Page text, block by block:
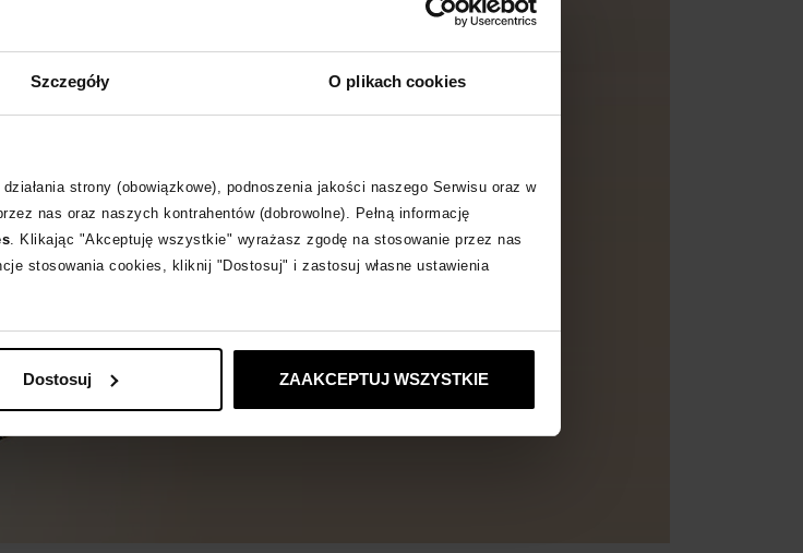
Szczegóły O plikach cookies
strony (obowiązkowe), podnoszenia jakości naszego Serwisu oraz w
nas oraz naszych kontrahentów (dobrowolne). Pełną informację
. Klikając "Akceptuję wszystkie" wyrażasz zgodę na stosowanie przez nas
stosowania cookies, kliknij "Dostosuj" i zastosuj własne ustawienia
Dostosuj ZAAKCEPTUJ WSZYSTKIE